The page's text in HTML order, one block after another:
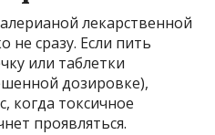
лекарственной
не сразу. Если пить
или таблетки
дозировке),
когда токсичное
проявляться.